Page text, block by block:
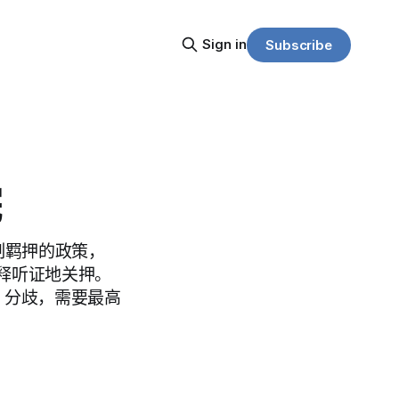
Sign in Subscribe
押的政策，
证地关押。
歧，需要最高